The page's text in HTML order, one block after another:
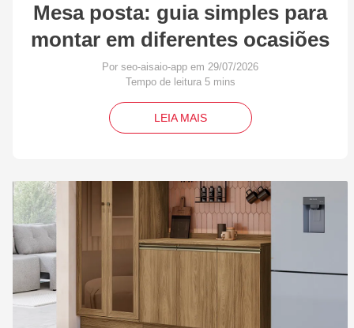
Mesa posta: guia simples para
montar em diferentes ocasiões
Por seo-aisaio-app em 29/07/2026
LEIA MAIS